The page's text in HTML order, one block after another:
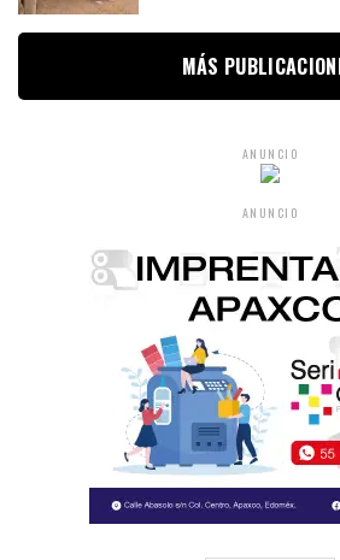
MÁS
ANUNCIO
ANUNCIO